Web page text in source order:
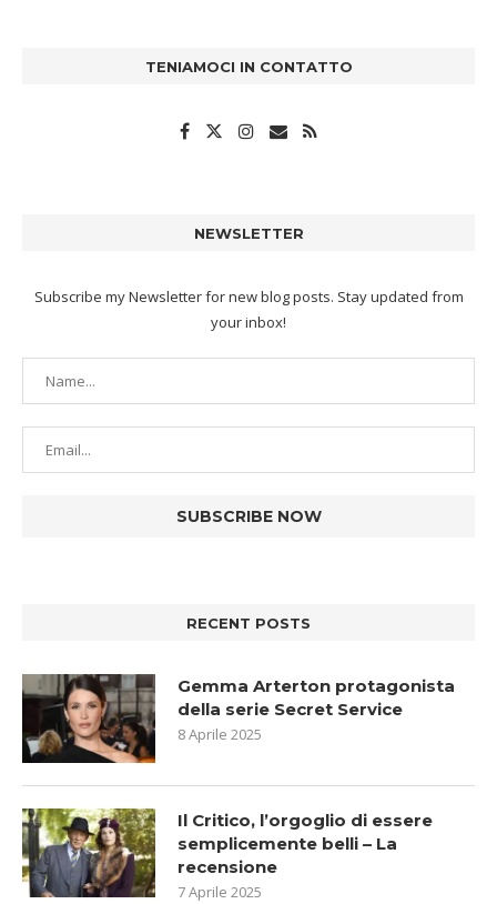
TENIAMOCI IN CONTATTO
NEWSLETTER
Subscribe my Newsletter for new blog posts. Stay updated from
your inbox!
RECENT POSTS
Gemma Arterton protagonista
della serie Secret Service
8 Aprile 2025
Il Critico, l’orgoglio di essere
semplicemente belli – La
recensione
7 Aprile 2025